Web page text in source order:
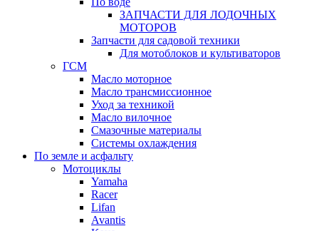
ЗАПЧАСТИ ДЛЯ ЛОДОЧНЫХ
МОТОРОВ
Запчасти для садовой техники
Для мотоблоков и культиваторов
ГСМ
Масло моторное
Масло трансмиссионное
Уход за техникой
Масло вилочное
Смазочные материалы
Системы охлаждения
По земле и асфальту
Мотоциклы
Yamaha
Racer
Lifan
Avantis